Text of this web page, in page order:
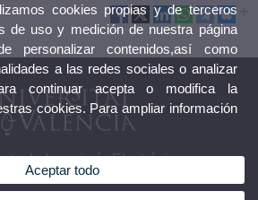
de Ingeniería Electrónica
cookies propias y de terceros
de uso y medición de nuestra página
contenidos,así como
a las redes sociales o analizar
continuar acepta o modifica la
cookies. Para ampliar información
Aceptar todo